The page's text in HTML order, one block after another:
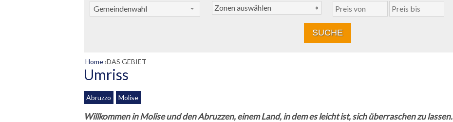
Gemeindenwahl Zonen auswählen
Home›DAS GEBIET
Umriss
Abruzzo Molise
Willkommen in Molise und den Abruzzen, einem Land, in dem es leicht ist, sich überraschen zu lassen.